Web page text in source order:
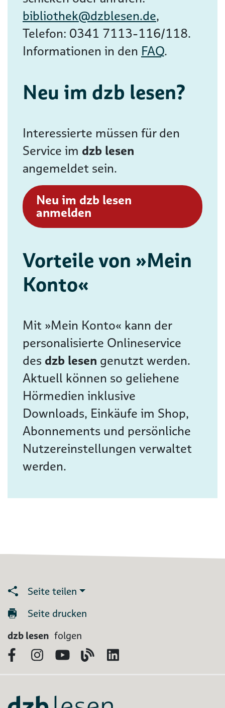
bibliothek@dzblesen.de,
Telefon: 0341 7113-116/118.
Informationen in den FAQ.
Neu im dzb lesen?
Interessierte müssen für den
Service im dzb lesen
angemeldet sein.
Neu im dzb lesen
anmelden
Vorteile von »Mein
Konto«
Mit »Mein Konto« kann der
personalisierte Onlineservice
des dzb lesen genutzt werden.
Aktuell können so geliehene
Hörmedien inklusive
Downloads, Einkäufe im Shop,
Abonnements und persönliche
Nutzereinstellungen verwaltet
werden.
Seite teilen
Seite drucken
dzb lesen folgen
FacebookInstagram
YouTubeBlog